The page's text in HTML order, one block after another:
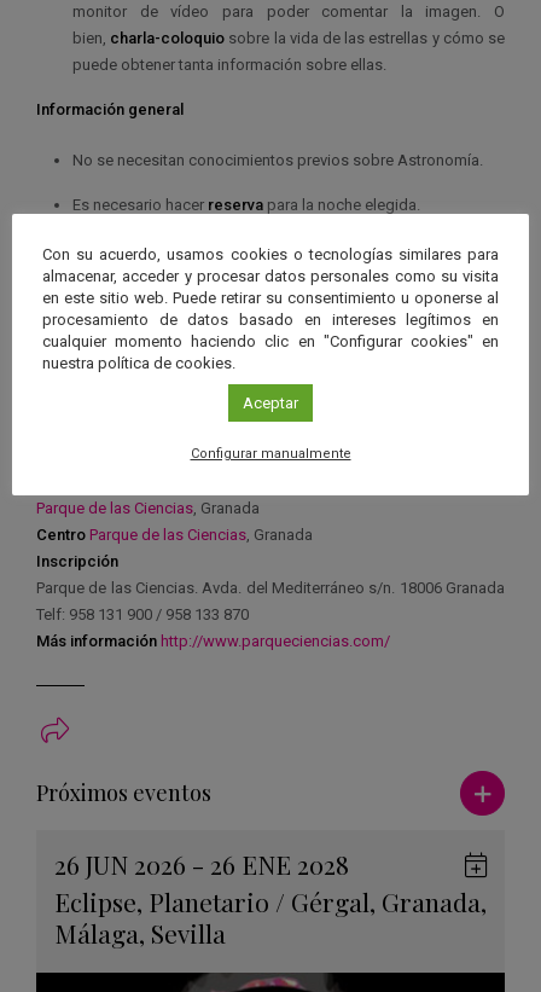
monitor de vídeo para poder comentar la imagen. O
bien, charla-coloquio sobre la vida de las estrellas y cómo se
puede obtener tanta información sobre ellas.
Información general
No se necesitan conocimientos previos sobre Astronomía.
Es necesario hacer reserva para la noche elegida.
Duración:2 horas aproximadamente
Precio:Entrada al Museo.
Se recomienda traer ropa de abrigo aún cuando se trate de
noches de primavera u otoño.
La entrada se realizará por el
Parque de las Ciencias, Granada
Centro Parque de las Ciencias, Granada
Inscripción
Parque de las Ciencias. Avda. del Mediterráneo s/n. 18006 Granada
Telf: 958 131 900 / 958 133 870
Más información http://www.parqueciencias.com/
Próximos eventos Ver más
26 JUN 2026 - 26 ENE 2028
Eclipse, Planetario / Gérgal, Granada,
Málaga, Sevilla
en
Con su acuerdo, usamos cookies o tecnologías similares para
almacenar, acceder y procesar datos personales como su visita
en este sitio web. Puede retirar su consentimiento u oponerse al
procesamiento de datos basado en intereses legítimos en
cualquier momento haciendo clic en "Configurar cookies" en
nuestra política de cookies.
Aceptar
Configurar manualmente